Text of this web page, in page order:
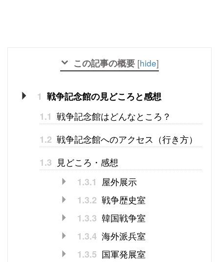
この記事の概要 [hide]
1 戦争記念館の見どころと感想
1.1 戦争記念館はどんなところ？
1.2 戦争記念館へのアクセス（行き方）
1.3 見どころ・感想
1.3.1 屋外展示
1.3.2 戦争歴史室
1.3.3 韓国戦争室
1.3.4 海外派兵室
1.3.5 国軍発展室